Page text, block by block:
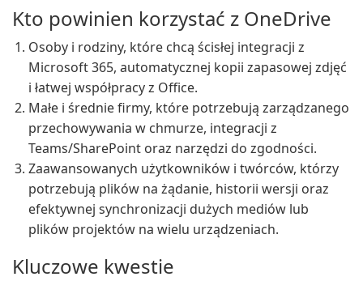
Kto powinien korzystać z OneDrive
Osoby i rodziny, które chcą ścisłej integracji z
Microsoft 365, automatycznej kopii zapasowej zdjęć
i łatwej współpracy z Office.
Małe i średnie firmy, które potrzebują zarządzanego
przechowywania w chmurze, integracji z
Teams/SharePoint oraz narzędzi do zgodności.
Zaawansowanych użytkowników i twórców, którzy
potrzebują plików na żądanie, historii wersji oraz
efektywnej synchronizacji dużych mediów lub
plików projektów na wielu urządzeniach.
Kluczowe kwestie